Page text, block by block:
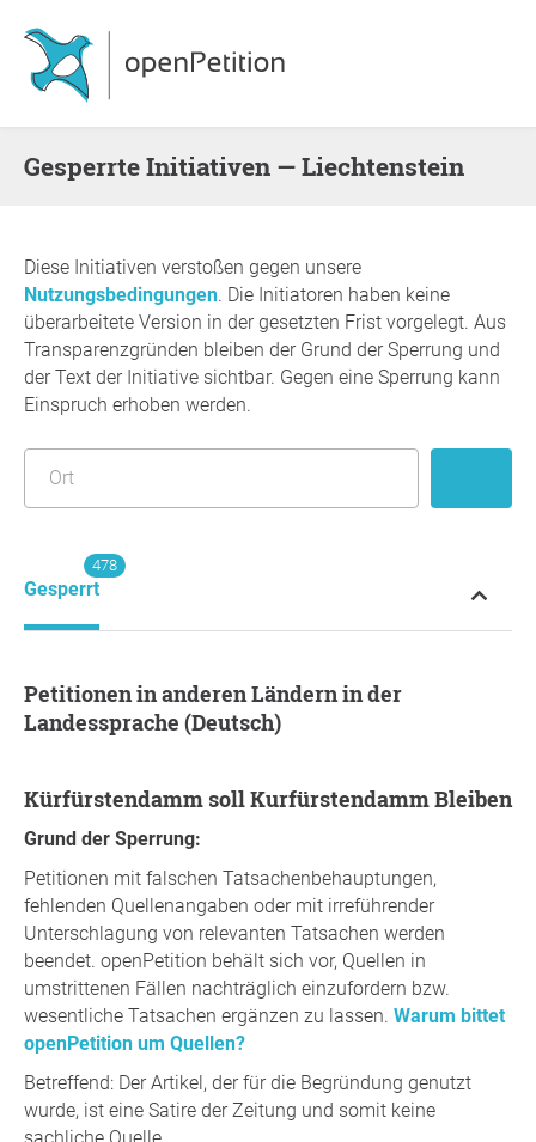
Gesperrte Initiativen — Liechtenstein
Diese Initiativen verstoßen gegen unsere
Nutzungsbedingungen. Die Initiatoren haben keine
überarbeitete Version in der gesetzten Frist vorgelegt. Aus
Transparenzgründen bleiben der Grund der Sperrung und
der Text der Initiative sichtbar. Gegen eine Sperrung kann
Einspruch erhoben werden.
Gesperrt
478
Petitionen in anderen Ländern in der
Landessprache (Deutsch)
Kürfürstendamm soll Kurfürstendamm Bleiben
Grund der Sperrung:
Petitionen mit falschen Tatsachenbehauptungen,
fehlenden Quellenangaben oder mit irreführender
Unterschlagung von relevanten Tatsachen werden
beendet. openPetition behält sich vor, Quellen in
umstrittenen Fällen nachträglich einzufordern bzw.
wesentliche Tatsachen ergänzen zu lassen. Warum bittet
openPetition um Quellen?
Betreffend: Der Artikel, der für die Begründung genutzt
wurde, ist eine Satire der Zeitung und somit keine